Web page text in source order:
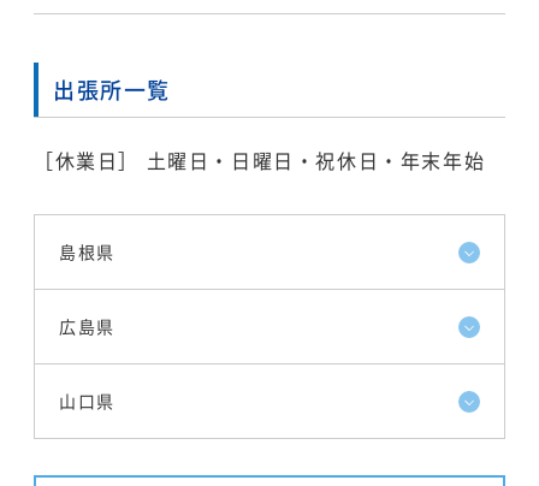
出張所一覧
［休業日］ 土曜日・日曜日・祝休日・年末年始
島根県
広島県
山口県